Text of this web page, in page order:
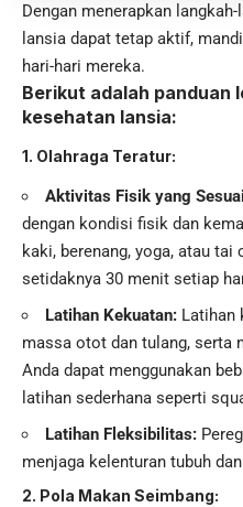
Dengan menerapkan
lansia dapat tetap aktif,
hari-hari mereka.
Berikut adalah panduan
kesehatan lansia:
1. Olahraga Teratur:
Aktivitas Fisik yang
dengan kondisi fisik dan
kaki, berenang, yoga, atau tai
setidaknya 30 menit setiap
Latihan Kekuatan: Latihan
massa otot dan tulang, serta
Anda dapat menggunakan
latihan sederhana seperti
Latihan Fleksibilitas:
menjaga kelenturan tubuh
2. Pola Makan Seimbang: